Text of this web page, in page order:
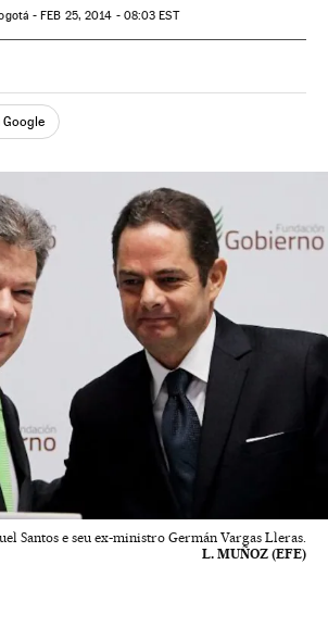
-FEB 25, 2014 - 08:03 EST
Facebook
en TwitterRedes Sociales
Google
Santos e seu ex-ministro Germán Vargas Lleras.
L. MUÑOZ (EFE)